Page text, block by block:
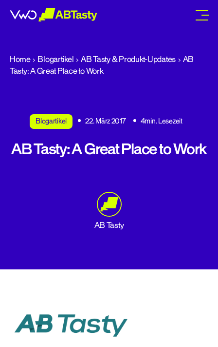
Home Blogartikel AB Tasty & Produkt-Updates
AB
Tasty: A Great Place to Work
Blogartikel 22. März 2017 4min. Lesezeit
AB Tasty: A Great Place to Work
AB Tasty